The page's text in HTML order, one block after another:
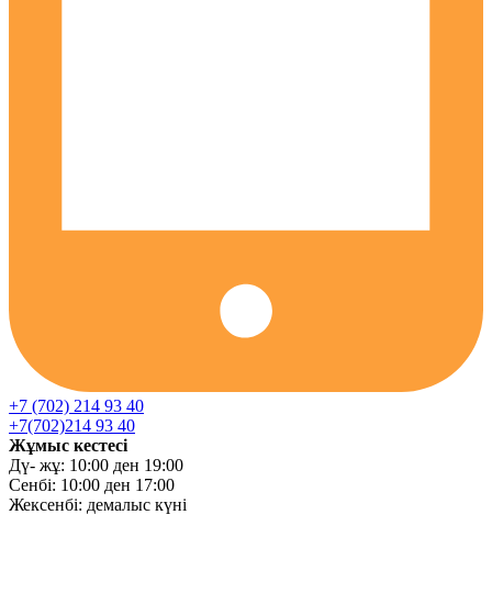
+7 (702) 214 93 40
+7(702)214 93 40
Жұмыс кестесі
Дү- жұ: 10:00 ден 19:00
Сенбі: 10:00 ден 17:00
Жексенбі: демалыс күні